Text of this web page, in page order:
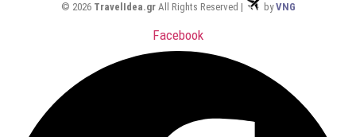
© 2026 TravelIdea.grAll Rights Reserved | byVNG
Facebook